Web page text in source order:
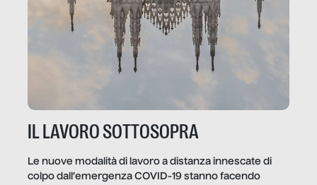
IL LAVORO SOTTOSOPRA
Le nuove modalità di lavoro a distanza innescate di
colpo dall’emergenza COVID-19 stanno facendo